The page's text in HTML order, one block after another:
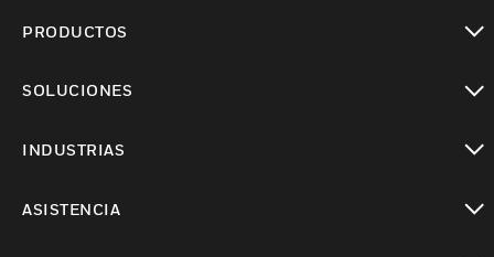
PRODUCTOS
SOLUCIONES
INDUSTRIAS
ASISTENCIA